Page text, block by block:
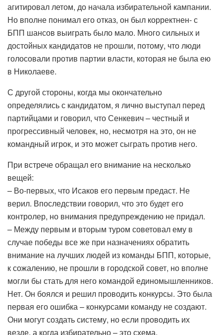
агитировал летом, до начала избирательной кампании.
Но вполне понимал его отказ, он был корректнен- с
БПП шансов выиграть было мало. Много сильных и
достойных кандидатов не прошли, потому, что люди
голосовали против партии власти, которая не была ею
в Николаеве.
С другой стороны, когда мы окончательно
определялись с кандидатом, я лично выступал перед
партийцами и говорил, что Сенкевич – честный и
прогрессивный человек, но, несмотря на это, он не
командный игрок, и это может сыграть против него.
При встрече обращал его внимание на несколько
вещей:
– Во-первых, что Исаков его первым предаст. Не
верил. Впоследствии говорил, что это будет его
контролер, но внимания предупреждению не придал.
– Между первым и вторым туром советовал ему в
случае победы все же при назначениях обратить
внимание на лучших людей из команды БПП, которые,
к сожалению, не прошли в городской совет, но вполне
могли бы стать для него командой единомышленников.
Нет. Он боялся и решил проводить конкурсы. Это была
первая его ошибка – конкурсами команду не создают.
Они могут создать систему, но если проводить их
везде, а когда избирательно – это схема.